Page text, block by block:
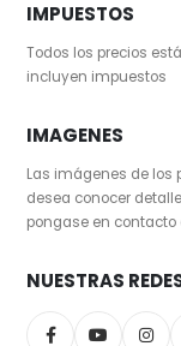
IMPUESTOS
Todos los precios
incluyen impuestos
IMAGENES
Las imágenes de los
desea conocer
pongase en contacto
NUESTRAS